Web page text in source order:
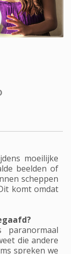
moeilijke
beelden of
scheppen
komt omdat
paranormaal
die andere
spreken we